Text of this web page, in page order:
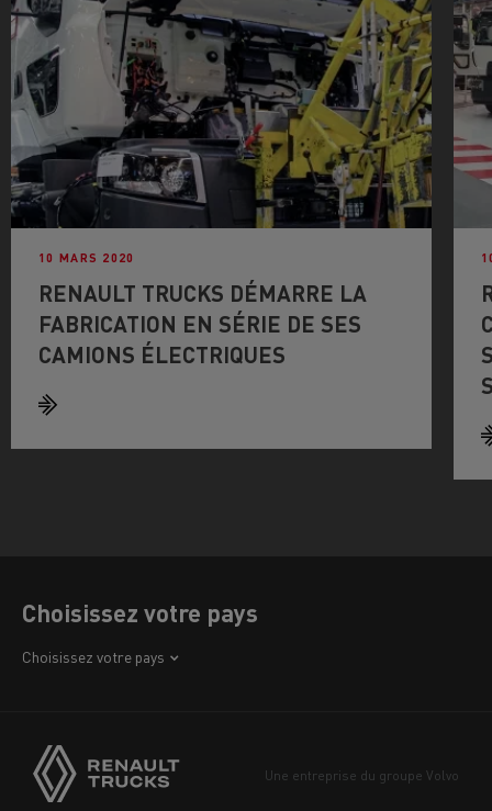
10 MARS 2020
RENAULT TRUCKS DÉMARRE LA
FABRICATION EN SÉRIE DE SES
CAMIONS ÉLECTRIQUES
Choisissez votre pays
Choisissez votre pays
Europe
Une entreprise du groupe Volvo